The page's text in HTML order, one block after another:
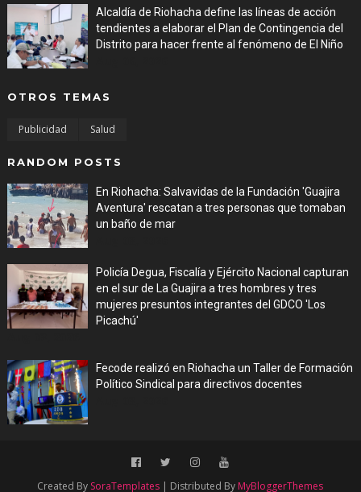
Alcaldía de Riohacha define las líneas de acción
tendientes a elaborar el Plan de Contingencia del
Distrito para hacer frente al fenómeno de El Niño
OTROS TEMAS
Publicidad Salud
RANDOM POSTS
En Riohacha: Salvavidas de la Fundación 'Guajira
Aventura' rescatan a tres personas que tomaban
un baño de mar
Policía Degua, Fiscalía y Ejército Nacional capturan
en el sur de La Guajira a tres hombres y tres
mujeres presuntos integrantes del GDCO 'Los
Picachú'
Fecode realizó en Riohacha un Taller de Formación
Político Sindical para directivos docentes
Created By SoraTemplates | Distributed By MyBloggerThemes